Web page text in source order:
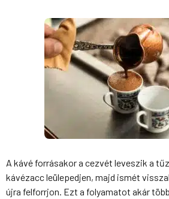
A kávé forrásakor a cezvét leveszik a
kávézacc leülepedjen, majd ismét
újra felforrjon. Ezt a folyamatot akár